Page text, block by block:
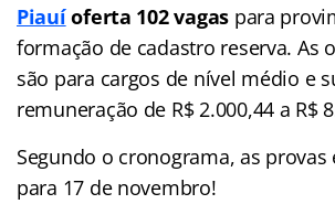
Piauíoferta 102 vagas para
formação de cadastro reserva. As
são para cargos de nível médio e
remuneração de R$ 2.000,44 a R$
Segundo o cronograma, as provas
para 17 de novembro!